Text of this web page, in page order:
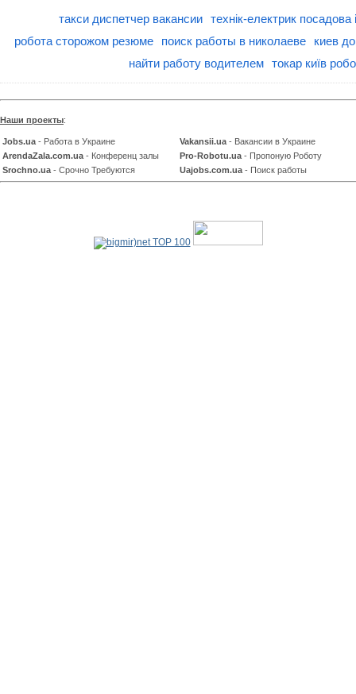
такси диспетчер вакансии
технік-електрик посадова
робота сторожом резюме
поиск работы в николаеве
киев
найти работу водителем
токар київ
Наши проекты:
Jobs.ua - Работа в Украине Vakansii.ua - Вакансии в Украине
ArendaZala.com.ua - Конференц залы Pro-Robotu.ua - Пропоную Роботу
Srochno.ua - Срочно Требуются Uajobs.com.ua - Поиск работы